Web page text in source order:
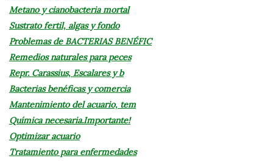
Metano y cianobacteria mortal
Sustrato fertil, algas y fondo
Problemas de BACTERIAS BENÉFIC
Remedios naturales para peces
Repr. Carassius, Escalares y b
Bacterias benéficas y comercia
Mantenimiento del acuario, tem
Química necesaria.Importante!
Optimizar acuario
Tratamiento para enfermedades